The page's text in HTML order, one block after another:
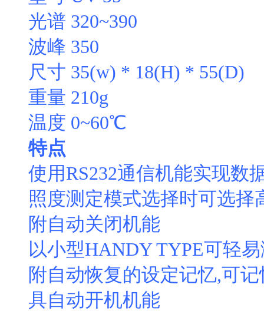
光谱 320~390
波峰 350
尺寸 35(w) * 18(H) * 55(D)
重量 210g
温度 0~60℃
特点
使用RS232通信机能实现数
照度测定模式选择时可选择
附自动关闭机能
以小型HANDY TYPE可轻
附自动恢复的设定记忆,可
具自动开机机能